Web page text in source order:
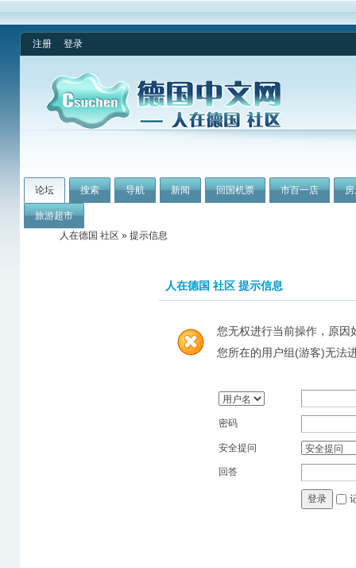
注册 登录
论坛 搜索 导航 新闻 回国机票 市百一店
旅游超市
人在德国 社区 » 提示信息
人在德国 社区 提示信息
您无权进行当前操作，原因
您所在的用户组(游客)无法
密码
安全提问
回答
登录